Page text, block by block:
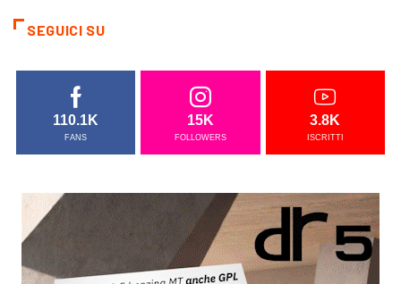
SEGUICI SU
110.1K
FANS
15K
FOLLOWERS
3.8K
ISCRITTI